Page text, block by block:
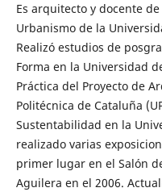
Es arquitecto y docente
Urbanismo de la
Realizó estudios de
Forma en la Universidad
Práctica del Proyecto de
Politécnica de Cataluña
Sustentabilidad en la
realizado varias
primer lugar en el Salón
Aguilera en el 2006.